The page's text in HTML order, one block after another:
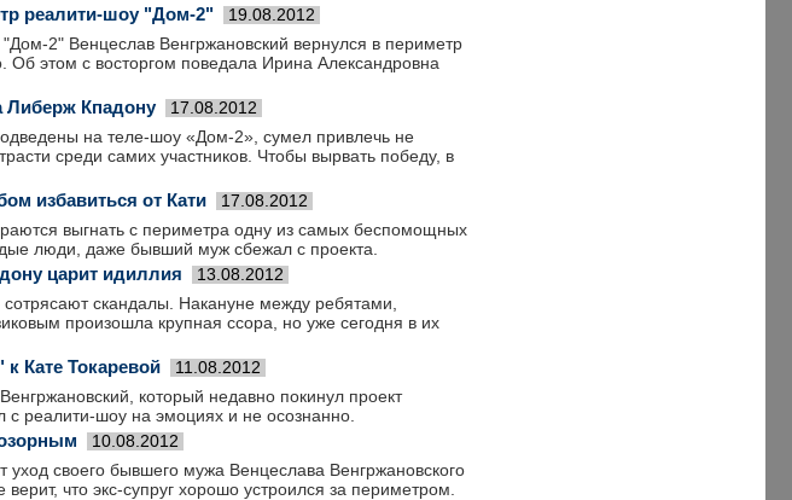
реалити-шоу "Дом-2" 19.08.2012
2" Венцеслав Венгржановский вернулся в периметр
Об этом с восторгом поведала Ирина Александровна
Либерж Кпадону 17.08.2012
на теле-шоу «Дом-2», сумел привлечь не
среди самих участников. Чтобы вырвать победу, в
избавиться от Кати 17.08.2012
выгнать с периметра одну из самых беспомощных
люди, даже бывший муж сбежал с проекта.
царит идиллия 13.08.2012
скандалы. Накануне между ребятами,
произошла крупная ссора, но уже сегодня в их
Кате Токаревой 11.08.2012
который недавно покинул проект
реалити-шоу на эмоциях и не осознанно.
10.08.2012
уход своего бывшего мужа Венцеслава Венгржановского
что экс-супруг хорошо устроился за периметром.